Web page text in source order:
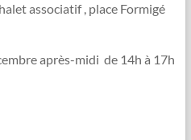
associatif , place Formigé
après-midi de 14h à 17h